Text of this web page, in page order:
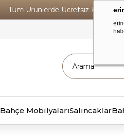
Tüm Ürünlerde Ücretsiz Kargo
Bahçe MobilyalarıSalıncaklar